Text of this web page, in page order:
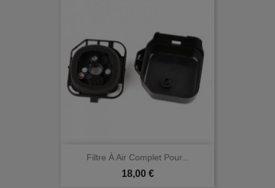
Filtre À Air Complet Pour...
Prix
18,00 €